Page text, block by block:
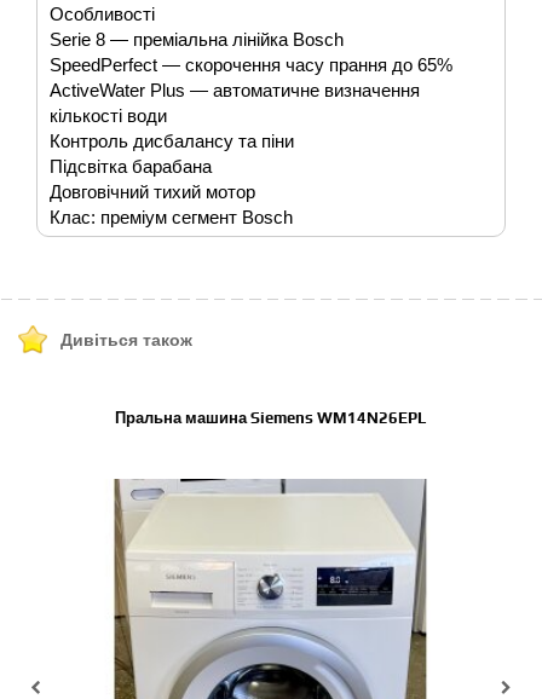
Особливості
Serie 8 — преміальна лінійка Bosch
SpeedPerfect — скорочення часу прання до 65%
ActiveWater Plus — автоматичне визначення
кількості води
Контроль дисбалансу та піни
Підсвітка барабана
Довговічний тихий мотор
Клас: преміум сегмент Bosch
Дивіться також
Пральна машина Siemens WM14N26EPL